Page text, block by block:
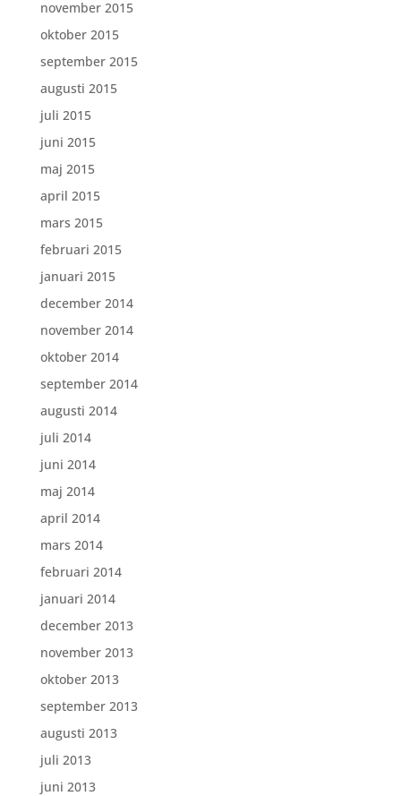
november 2015
oktober 2015
september 2015
augusti 2015
juli 2015
juni 2015
maj 2015
april 2015
mars 2015
februari 2015
januari 2015
december 2014
november 2014
oktober 2014
september 2014
augusti 2014
juli 2014
juni 2014
maj 2014
april 2014
mars 2014
februari 2014
januari 2014
december 2013
november 2013
oktober 2013
september 2013
augusti 2013
juli 2013
juni 2013